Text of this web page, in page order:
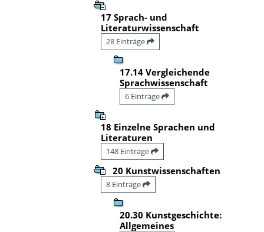
17 Sprach- und
Literaturwissenschaft
28 Einträge
17.14 Vergleichende
Sprachwissenschaft
6 Einträge
18 Einzelne Sprachen und
Literaturen
148 Einträge
20 Kunstwissenschaften
8 Einträge
20.30 Kunstgeschichte:
Allgemeines